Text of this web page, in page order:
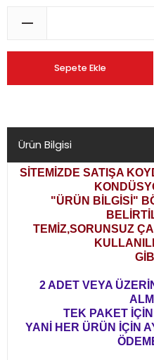
Sepete Ekle
Ürün Bilgisi
SİTEMİZDE SATIŞA
"ÜRÜN BİLGİSİ"
TEMİZ,SORUNSUZ
2 ADET VEYA
TEK PAKET
YANİ HER ÜRÜN İÇİN